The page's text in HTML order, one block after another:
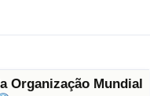
Organização Mundial